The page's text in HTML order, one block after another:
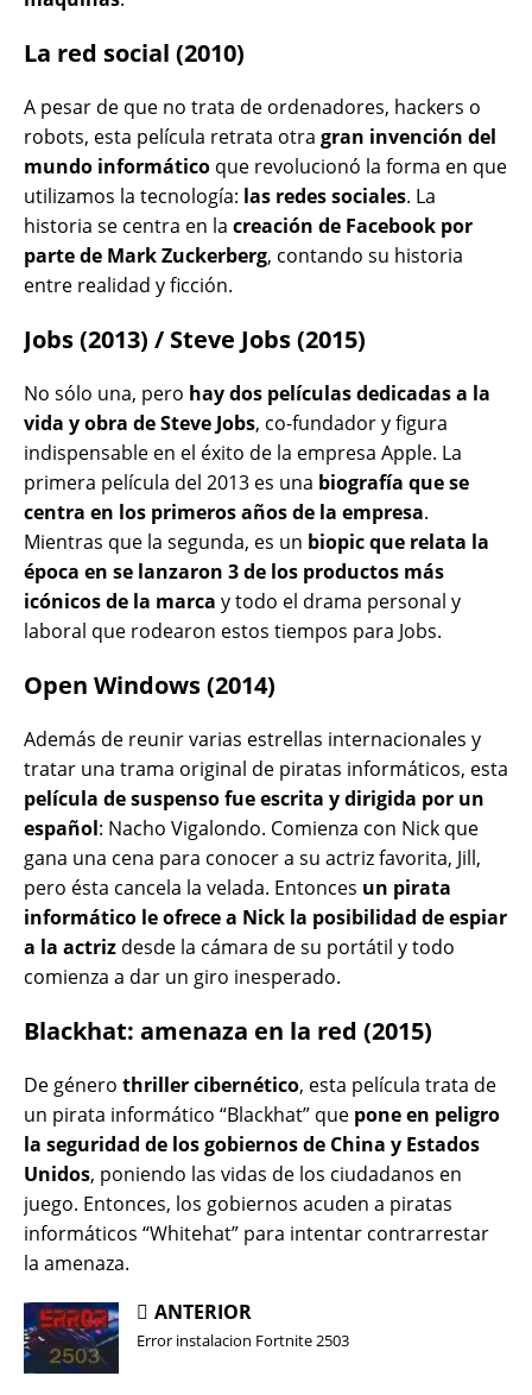
La red social (2010)
A pesar de que no trata de ordenadores, hackers o
robots, esta película retrata otra gran invención del
mundo informático que revolucionó la forma en que
utilizamos la tecnología: las redes sociales. La
historia se centra en la creación de Facebook por
parte de Mark Zuckerberg, contando su historia
entre realidad y ficción.
Jobs (2013) / Steve Jobs (2015)
No sólo una, pero hay dos películas dedicadas a la
vida y obra de Steve Jobs, co-fundador y figura
indispensable en el éxito de la empresa Apple. La
primera película del 2013 es una biografía que se
centra en los primeros años de la empresa.
Mientras que la segunda, es un biopic que relata la
época en se lanzaron 3 de los productos más
icónicos de la marca y todo el drama personal y
laboral que rodearon estos tiempos para Jobs.
Open Windows (2014)
Además de reunir varias estrellas internacionales y
tratar una trama original de piratas informáticos, esta
película de suspenso fue escrita y dirigida por un
español: Nacho Vigalondo. Comienza con Nick que
gana una cena para conocer a su actriz favorita, Jill,
pero ésta cancela la velada. Entonces un pirata
informático le ofrece a Nick la posibilidad de espiar
a la actriz desde la cámara de su portátil y todo
comienza a dar un giro inesperado.
Blackhat: amenaza en la red (2015)
De género thriller cibernético, esta película trata de
un pirata informático “Blackhat” que pone en peligro
la seguridad de los gobiernos de China y Estados
Unidos, poniendo las vidas de los ciudadanos en
juego. Entonces, los gobiernos acuden a piratas
informáticos “Whitehat” para intentar contrarrestar
la amenaza.
ANTERIOR
Error instalacion Fortnite 2503